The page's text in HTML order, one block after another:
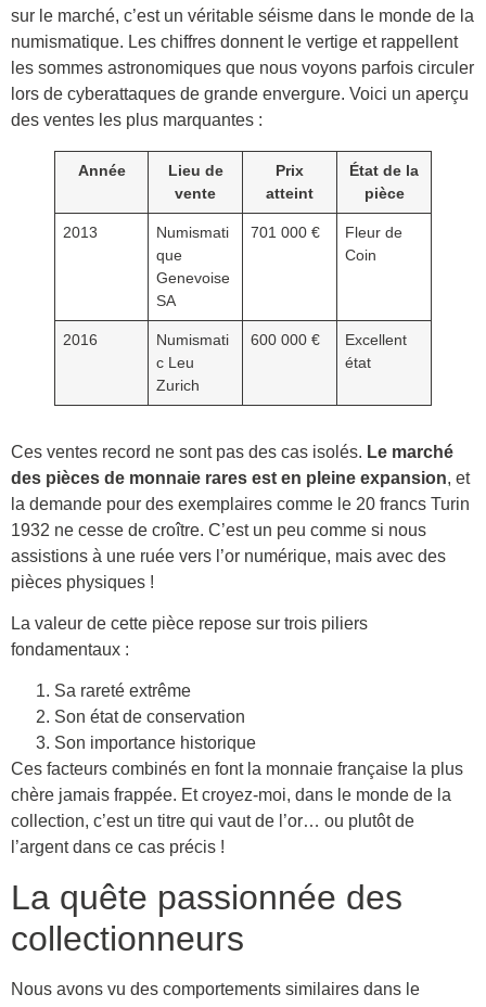
sur le marché, c’est un véritable séisme dans le monde de la
numismatique. Les chiffres donnent le vertige et rappellent
les sommes astronomiques que nous voyons parfois circuler
lors de cyberattaques de grande envergure. Voici un aperçu
des ventes les plus marquantes :
Année
Lieu de
vente
Prix
atteint
État de la
pièce
2013
Numismati
que
Genevoise
SA
701 000 €
Fleur de
Coin
2016
Numismati
c Leu
Zurich
600 000 €
Excellent
état
Ces ventes record ne sont pas des cas isolés. Le marché
des pièces de monnaie rares est en pleine expansion, et
la demande pour des exemplaires comme le 20 francs Turin
1932 ne cesse de croître. C’est un peu comme si nous
assistions à une ruée vers l’or numérique, mais avec des
pièces physiques !
La valeur de cette pièce repose sur trois piliers
fondamentaux :
Sa rareté extrême
Son état de conservation
Son importance historique
Ces facteurs combinés en font la monnaie française la plus
chère jamais frappée. Et croyez-moi, dans le monde de la
collection, c’est un titre qui vaut de l’or… ou plutôt de
l’argent dans ce cas précis !
La quête passionnée des
collectionneurs
Nous avons vu des comportements similaires dans le